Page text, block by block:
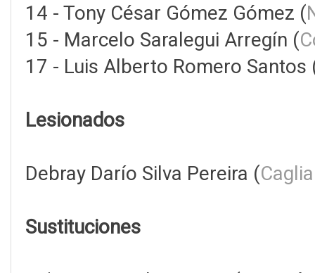
14 - Tony César Gómez Gómez (
15 - Marcelo Saralegui Arregín (
17 - Luis Alberto Romero Santos
Lesionados
Debray Darío Silva Pereira (
Sustituciones